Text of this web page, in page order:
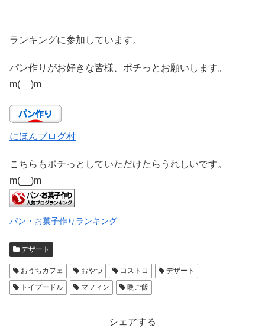
ランキングに参加しています。
パン作りがお好きな皆様、ポチっとお願いします。
m(__)m
にほんブログ村
こちらもポチっとしていただけたらうれしいです。
m(__)m
パン・お菓子作りランキング
デザート
おうちカフェ おやつ コストコ
デザート
トイプードル
マフィン 晩ご飯
シェアする